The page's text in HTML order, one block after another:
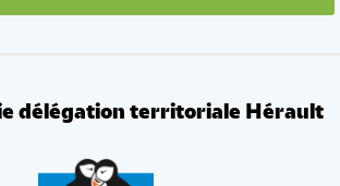
délégation territoriale Hérault